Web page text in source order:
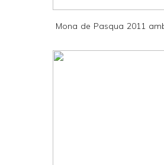
d
Mona de Pasqua 2011